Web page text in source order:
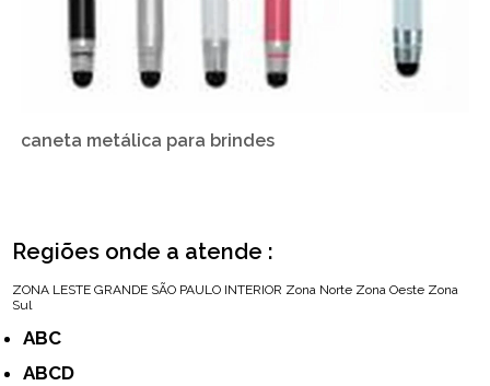
caneta metálica para brindes
Regiões onde a atende :
ZONA LESTE GRANDE SÃO PAULO INTERIOR Zona Norte Zona Oeste Zona
Sul
ABC
ABCD